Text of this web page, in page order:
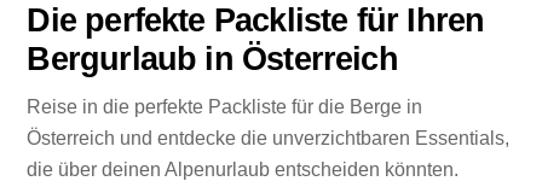
Die perfekte Packliste für Ihren
Bergurlaub in Österreich
Reise in die perfekte Packliste für die Berge in
Österreich und entdecke die unverzichtbaren Essentials,
die über deinen Alpenurlaub entscheiden könnten.